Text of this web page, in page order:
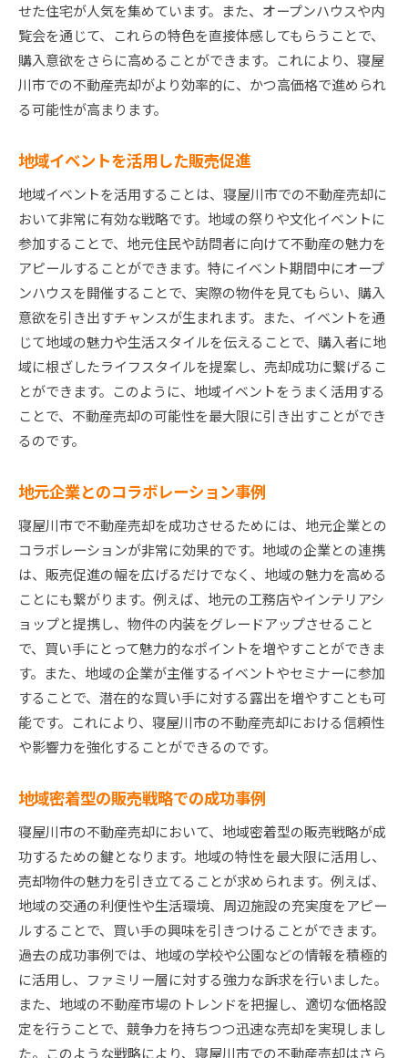
せた住宅が人気を集めています。また、オープンハウスや内
覧会を通じて、これらの特色を直接体感してもらうことで、
購入意欲をさらに高めることができます。これにより、寝屋
川市での不動産売却がより効率的に、かつ高価格で進められ
る可能性が高まります。
地域イベントを活用した販売促進
地域イベントを活用することは、寝屋川市での不動産売却に
おいて非常に有効な戦略です。地域の祭りや文化イベントに
参加することで、地元住民や訪問者に向けて不動産の魅力を
アピールすることができます。特にイベント期間中にオープ
ンハウスを開催することで、実際の物件を見てもらい、購入
意欲を引き出すチャンスが生まれます。また、イベントを通
じて地域の魅力や生活スタイルを伝えることで、購入者に地
域に根ざしたライフスタイルを提案し、売却成功に繋げるこ
とができます。このように、地域イベントをうまく活用する
ことで、不動産売却の可能性を最大限に引き出すことができ
るのです。
地元企業とのコラボレーション事例
寝屋川市で不動産売却を成功させるためには、地元企業との
コラボレーションが非常に効果的です。地域の企業との連携
は、販売促進の幅を広げるだけでなく、地域の魅力を高める
ことにも繋がります。例えば、地元の工務店やインテリアシ
ョップと提携し、物件の内装をグレードアップさせること
で、買い手にとって魅力的なポイントを増やすことができま
す。また、地域の企業が主催するイベントやセミナーに参加
することで、潜在的な買い手に対する露出を増やすことも可
能です。これにより、寝屋川市の不動産売却における信頼性
や影響力を強化することができるのです。
地域密着型の販売戦略での成功事例
寝屋川市の不動産売却において、地域密着型の販売戦略が成
功するための鍵となります。地域の特性を最大限に活用し、
売却物件の魅力を引き立てることが求められます。例えば、
地域の交通の利便性や生活環境、周辺施設の充実度をアピー
ルすることで、買い手の興味を引きつけることができます。
過去の成功事例では、地域の学校や公園などの情報を積極的
に活用し、ファミリー層に対する強力な訴求を行いました。
また、地域の不動産市場のトレンドを把握し、適切な価格設
定を行うことで、競争力を持ちつつ迅速な売却を実現しまし
た。このような戦略により、寝屋川市での不動産売却はさら